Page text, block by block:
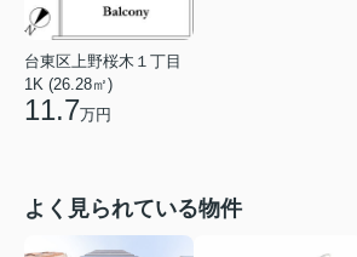
台東区上野桜木１丁目
1K (26.28㎡)
11.7万円
よく見られている物件